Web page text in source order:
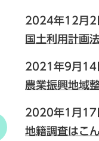
2024年12月2
国土利用計画
2021年9月14
農業振興地域
2020年1月17
地籍調査はこ